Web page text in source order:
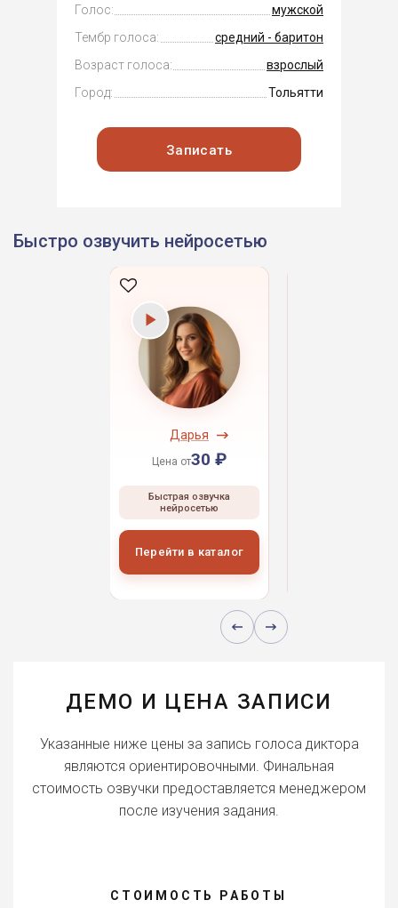
Голос:
мужской
Тембр голоса:
средний - баритон
Возраст голоса:
взрослый
Город:
Тольятти
Записать
Быстро озвучить нейросетью
Дарья
Цена от30 ₽
Быстрая озвучка
нейросетью
Перейти в каталог
ДЕМО И ЦЕНА ЗАПИСИ
Указанные ниже цены за запись голоса диктора
являются ориентировочными. Финальная
стоимость озвучки предоставляется менеджером
после изучения задания.
СТОИМОСТЬ РАБОТЫ